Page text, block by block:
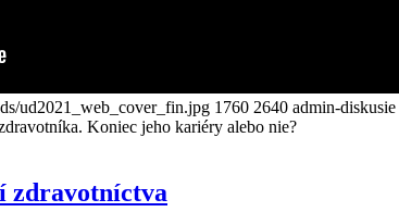
ud2021_web_cover_fin.jpg 1760 2640 admin-diskusie
Koniec jeho kariéry alebo nie?
zdravotníctva